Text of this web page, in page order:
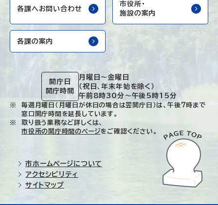
各課へお問い合わせ
市役所・
施設の案内
各課の案内
開庁日
開庁時間
月曜日～金曜日
（祝日、年末年始を除く）
午前8時30分～午後5時15分
毎週月曜日（月曜日が休日の場合は翌開庁日）は、午後7時まで
窓口開庁時間を延長しています。
取り扱う業務など詳しくは、
市役所の開庁時間のページをご確認ください。
市ホームページについて
アクセシビリティ
サイトマップ